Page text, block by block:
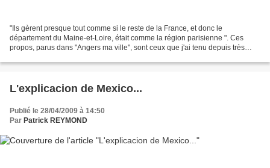
"Ils gèrent presque tout comme si le reste de la France, et donc le
département du Maine-et-Loire, était comme la région parisienne ". Ces
propos, parus dans "Angers ma ville", sont ceux que j'ai tenu depuis très
L'explicacion de Mexico...
Publié le 28/04/2009 à 14:50
Par Patrick REYMOND